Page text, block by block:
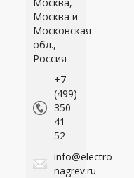
Москва и
Московская
обл.,
Россия
+7
(499)
350-
41-
52
info@electro-
nagrev.ru